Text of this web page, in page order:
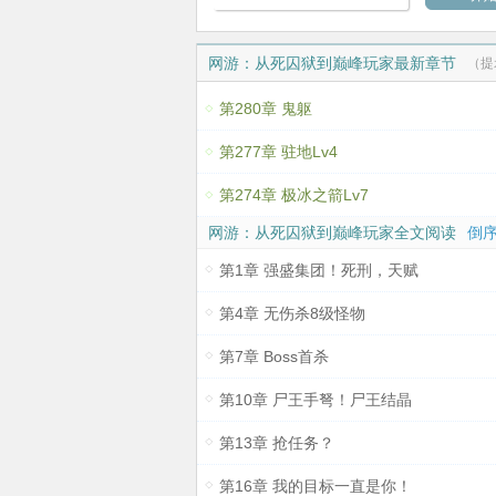
网游：从死囚狱到巅峰玩家最新章节 （
第280章 鬼躯
第277章 驻地Lv4
第274章 极冰之箭Lv7
网游：从死囚狱到巅峰玩家全文阅读 倒
第1章 强盛集团！死刑，天赋
第4章 无伤杀8级怪物
第7章 Boss首杀
第10章 尸王手弩！尸王结晶
第13章 抢任务？
第16章 我的目标一直是你！